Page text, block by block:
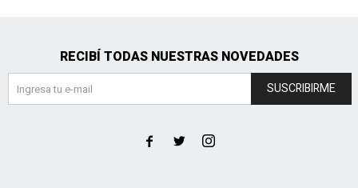
RECIBÍ TODAS NUESTRAS NOVEDADES
SUSCRIBIRME
  